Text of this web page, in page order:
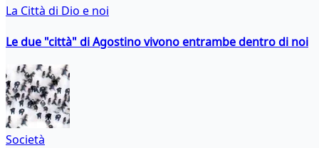
La Città di Dio e noi
Le due "città" di Agostino vivono entrambe dentro di noi
Società